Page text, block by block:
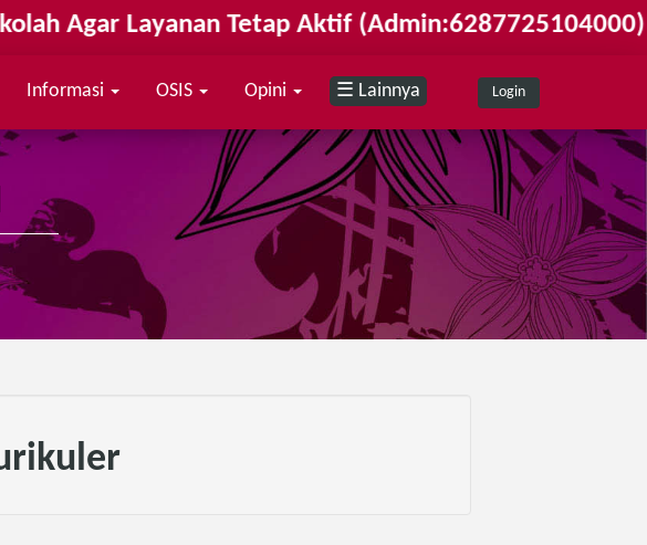
Agar Layanan Tetap Aktif (Admin:6287725104000)
Informasi OSIS Opini ☰ Lainnya Login